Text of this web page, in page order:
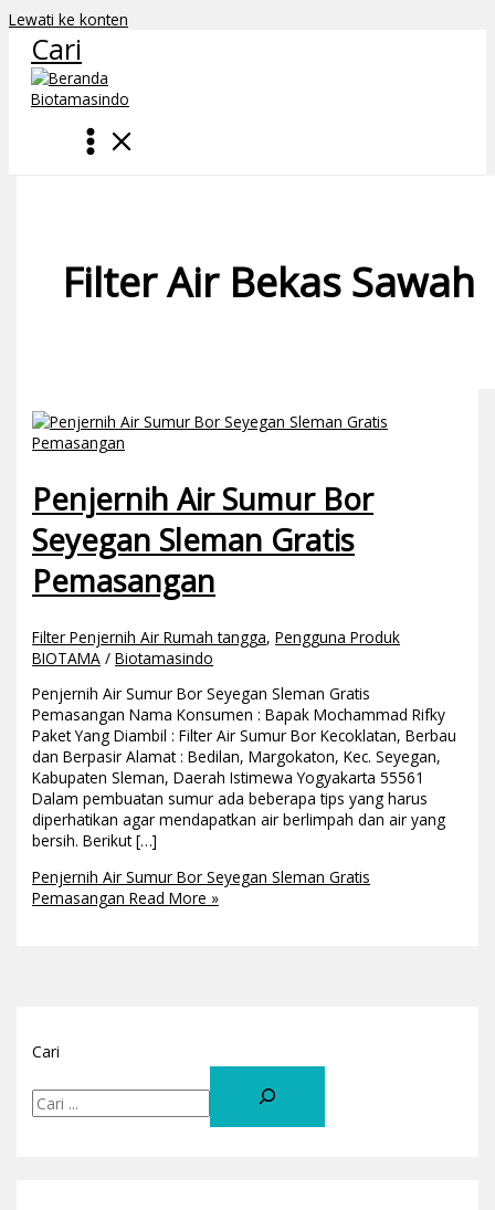
Lewati ke konten
Cari
Filter Air Bekas Sawah
Penjernih Air Sumur Bor
Seyegan Sleman Gratis
Pemasangan
Filter Penjernih Air Rumah tangga,Pengguna Produk
BIOTAMA /Biotamasindo
Penjernih Air Sumur Bor Seyegan Sleman Gratis
Pemasangan Nama Konsumen : Bapak Mochammad Rifky
Paket Yang Diambil : Filter Air Sumur Bor Kecoklatan, Berbau
dan Berpasir Alamat : Bedilan, Margokaton, Kec. Seyegan,
Kabupaten Sleman, Daerah Istimewa Yogyakarta 55561
Dalam pembuatan sumur ada beberapa tips yang harus
diperhatikan agar mendapatkan air berlimpah dan air yang
bersih. Berikut […]
Penjernih Air Sumur Bor Seyegan Sleman Gratis
Pemasangan Read More »
Cari